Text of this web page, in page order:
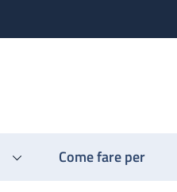
Come fare per